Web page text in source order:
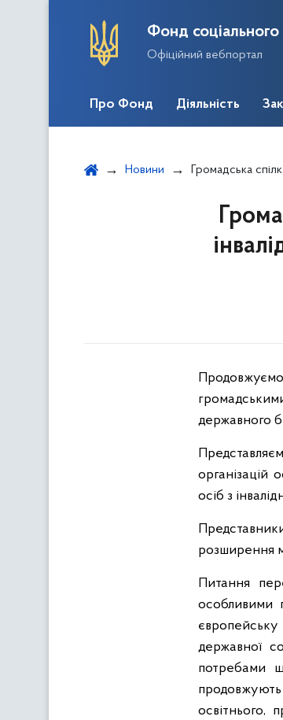
Фонд соціального
Офіційний вебпортал
Про Фонд Діяльність
Новини Громадська спілка «Луганська
Продовжуємо
державного
організацій
осіб з
розширення
Питання
особливими
державної
потребами
продовжують
освітнього,